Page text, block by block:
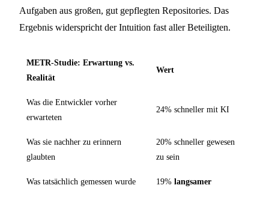
Aufgaben aus großen, gut gepflegten Repositories. Das
Ergebnis widerspricht der Intuition fast aller Beteiligten.
METR-Studie: Erwartung vs.
Realität
Wert
Was die Entwickler vorher
erwarteten
24% schneller mit KI
Was sie nachher zu erinnern
glaubten
20% schneller gewesen
zu sein
Was tatsächlich gemessen wurde 19% langsamer